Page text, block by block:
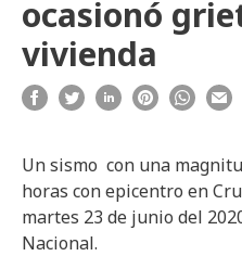
ocasionó
vivienda
Un sismo con una
horas con epicentro en
martes 23 de junio del
Nacional.